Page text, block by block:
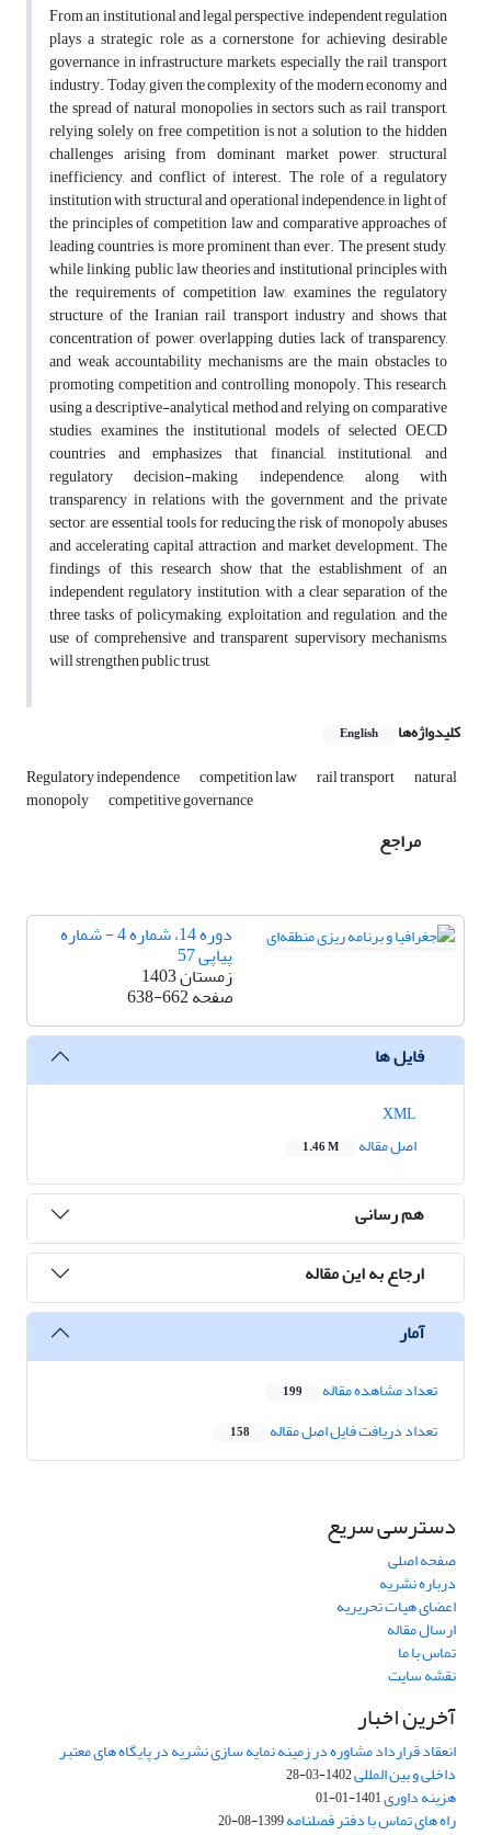
From an institutional and legal perspective, independent regulation
plays a strategic role as a cornerstone for achieving desirable
governance in infrastructure markets, especially the rail transport
industry. Today, given the complexity of the modern economy and
the spread of natural monopolies in sectors such as rail transport,
relying solely on free competition is not a solution to the hidden
challenges arising from dominant market power, structural
inefficiency, and conflict of interest. The role of a regulatory
institution with structural and operational independence, in light of
the principles of competition law and comparative approaches of
leading countries, is more prominent than ever. The present study,
while linking public law theories and institutional principles with
the requirements of competition law, examines the regulatory
structure of the Iranian rail transport industry and shows that
concentration of power, overlapping duties, lack of transparency,
and weak accountability mechanisms are the main obstacles to
promoting competition and controlling monopoly. This research,
using a descriptive-analytical method and relying on comparative
studies, examines the institutional models of selected OECD
countries and emphasizes that financial, institutional, and
regulatory decision-making independence, along with
transparency in relations with the government and the private
sector, are essential tools for reducing the risk of monopoly abuses
and accelerating capital attraction and market development. The
findings of this research show that the establishment of an
independent regulatory institution, with a clear separation of the
three tasks of policymaking, exploitation, and regulation, and the
use of comprehensive and transparent supervisory mechanisms,
will strengthen public trust,
کلیدواژه‌ها English
Regulatory independence competition law rail transport natural
monopoly competitive governance
مراجع
دوره 14، شماره 4 - شماره
پیاپی 57
زمستان 1403
صفحه638-662
فایل ها
اصل مقاله
1.46 M
هم رسانی
ارجاع به این مقاله
آمار
تعداد مشاهده مقاله 199
تعداد دریافت فایل اصل مقاله 158
دسترسی سریع
صفحه اصلی
درباره نشریه
اعضای هیات تحریریه
ارسال مقاله
تماس با ما
نقشه سایت
آخرین اخبار
انعقاد قرارداد مشاوره در زمینه نمایه سازی نشریه در پایگاه های معتبر
داخلی و بین المللی1402-03-28
هزینه داوری1401-01-01
راه های تماس با دفتر فصلنامه1399-08-20